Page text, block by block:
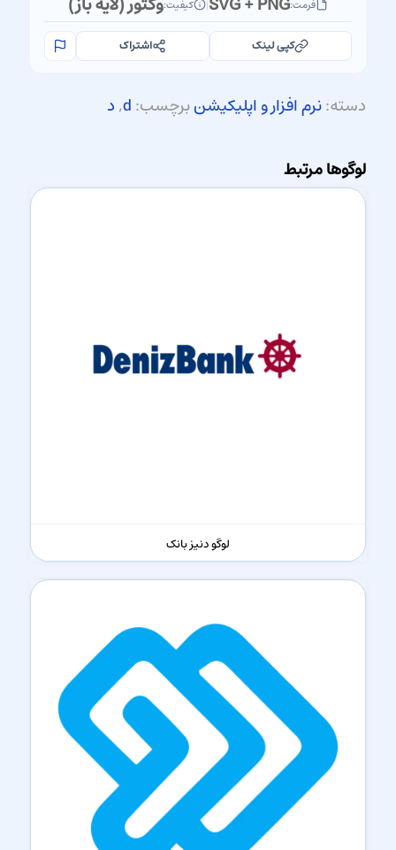
فرمت: | کیفیت:
کپی لینک اشتراک
دسته:نرم افزار و اپلیکیشنبرچسب:d
,د
لوگوها مرتبط
لوگو دنیز بانک